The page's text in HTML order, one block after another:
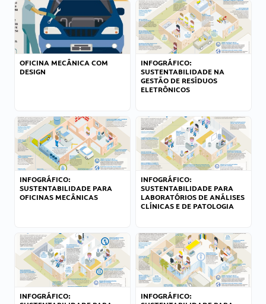
OFICINA MECÂNICA COM
DESIGN
INFOGRÁFICO:
SUSTENTABILIDADE NA
GESTÃO DE RESÍDUOS
ELETRÔNICOS
INFOGRÁFICO:
SUSTENTABILIDADE PARA
OFICINAS MECÂNICAS
INFOGRÁFICO:
SUSTENTABILIDADE PARA
LABORATÓRIOS DE ANÁLISES
CLÍNICAS E DE PATOLOGIA
INFOGRÁFICO:
INFOGRÁFICO: